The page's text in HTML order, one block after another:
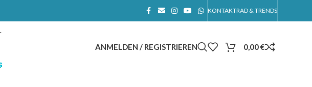
KONTAKTRAD & TRENDS
ANMELDEN / REGISTRIEREN 0,00€